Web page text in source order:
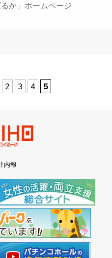
か」ホームページ
2 3 4 5
内報